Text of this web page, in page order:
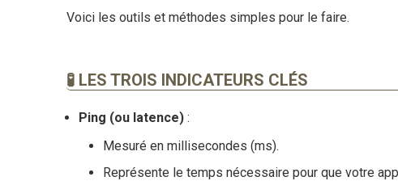
Voici les outils et méthodes simples pour le faire.
🧪 LES TROIS INDICATEURS CLÉS
Ping (ou latence) :
Mesuré en millisecondes (ms).
Représente le temps nécessaire pour que votre